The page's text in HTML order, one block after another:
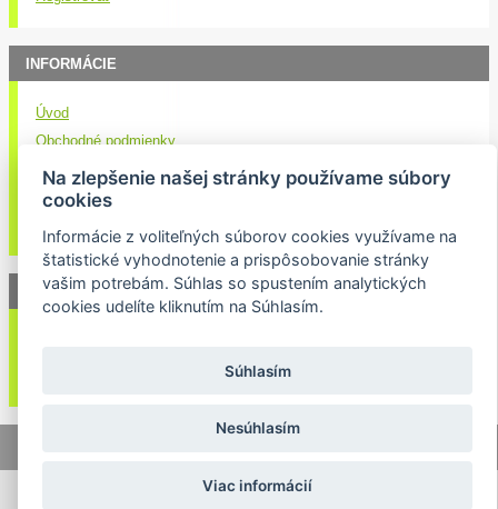
INFORMÁCIE
Úvod
Obchodné podmienky
Kontakt
Doručenie nákupu
NEWSLETTER
Na zlepšenie našej stránky používame súbory
cookies
Informácie z voliteľných súborov cookies využívame na
štatistické vyhodnotenie a prispôsobovanie stránky
vašim potrebám. Súhlas so spustením analytických
cookies udelíte kliknutím na Súhlasím.
Súhlasím
Nesúhlasím
Viac informácií